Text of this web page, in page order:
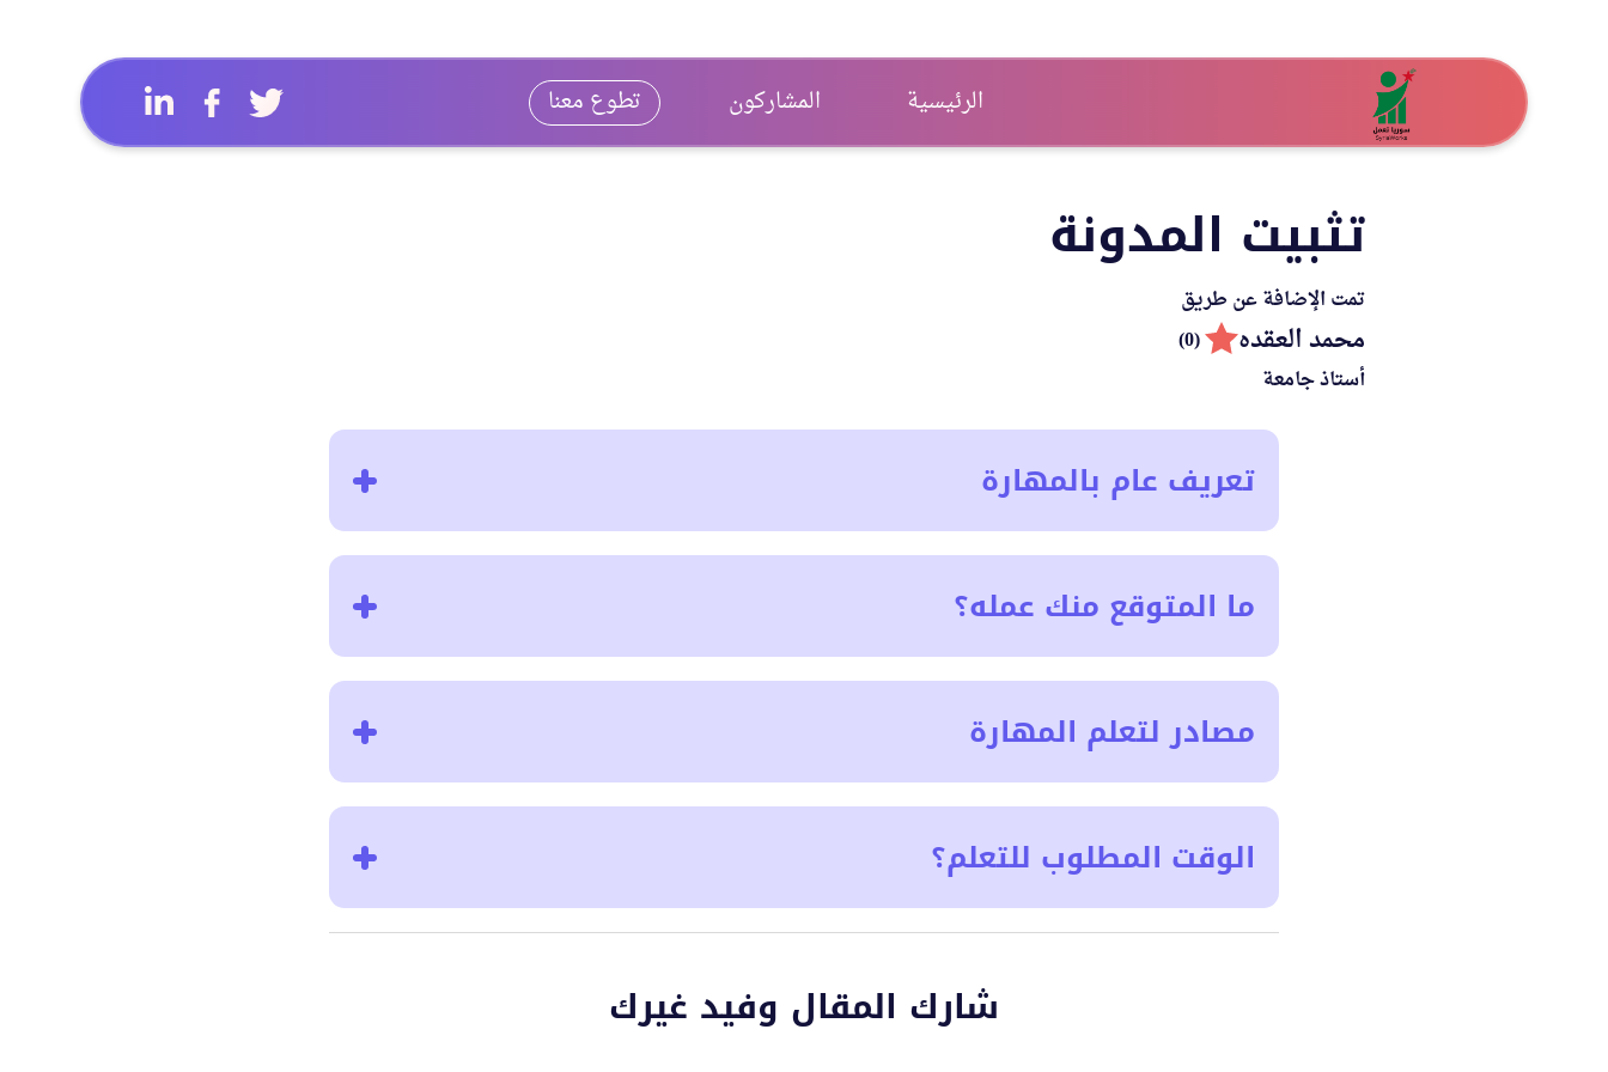
الرئيسية المشاركون تطوع معنا
تثبيت المدونة
تمت الإضافة عن طريق
محمد العقده
(0)
أستاذ جامعة
تعريف عام بالمهارة
ما المتوقع منك عمله؟
مصادر لتعلم المهارة
الوقت المطلوب للتعلم؟
شارك المقال وفيد غيرك